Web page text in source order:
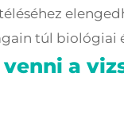
túl
a